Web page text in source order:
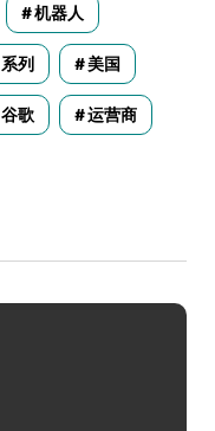
机器人
系列 美国
谷歌 运营商